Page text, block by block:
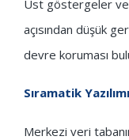
Üst göstergeler
açısından düşük
devre koruması
Sıramatik Yazılımı
Merkezi veri